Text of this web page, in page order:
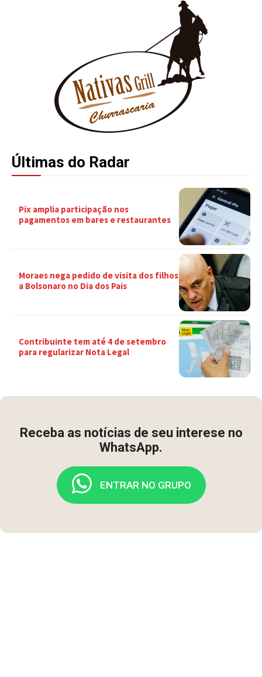
Últimas do Radar
Pix amplia participação nos
pagamentos em bares e restaurantes
Moraes nega pedido de visita dos filhos
a Bolsonaro no Dia dos Pais
Contribuinte tem até 4 de setembro
para regularizar Nota Legal
Receba as notícias de seu interese no
WhatsApp.
ENTRAR NO GRUPO